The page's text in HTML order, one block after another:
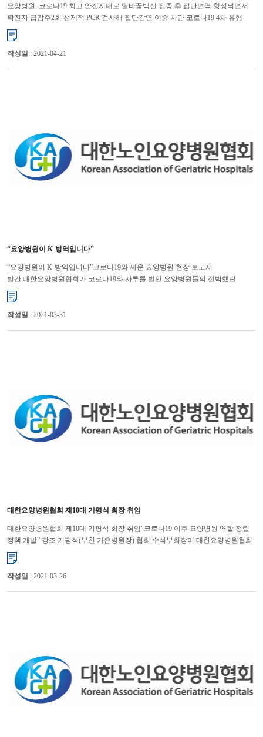
요양병원, 코로나19 최고 안전지대로 탈바꿈백신 접종 후 집단면역 형성되면서
확진자 급감주2회 선제적 PCR 검사해 집단감염 이중 차단 코로나19 4차 유행
우려가 높아지고 있지만 요양병원은 국내에서 가장 ...
작성일 : 2021-04-21
“요양병원이 K-방역입니다”
“요양병원이 K-방역입니다”코로나19와 싸운 요양병원 현장 보고서
발간 대한요양병원협회가 코로나19와 사투를 벌인 요양병원들의 절박했던
상황과 방역 과정의 문제점, 대안 등을 제시한 보고서를 발간했다. ...
작성일 : 2021-03-31
대한요양병원협회 제10대 기평석 회장 취임
대한요양병원협회 제10대 기평석 회장 취임“코로나19 이후 요양병원 역할 정립
정책 개발” 강조 기평석(부천 가은병원장) 협회 수석부회장이 대한요양병원협회
신임 회장으로 공식 취임했다. 대한요양병원협회는 26일 ...
작성일 : 2021-03-26